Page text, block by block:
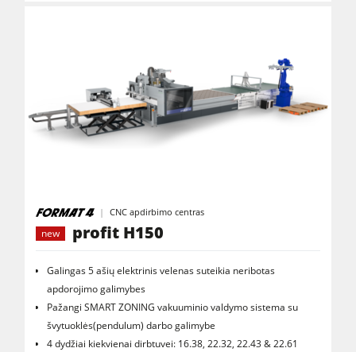
CNC apdirbimo centras
new
profit H150
Galingas 5 ašių elektrinis velenas suteikia neribotas
apdorojimo galimybes
Pažangi SMART ZONING vakuuminio valdymo sistema su
švytuoklės(pendulum) darbo galimybe
4 dydžiai kiekvienai dirbtuvei: 16.38, 22.32, 22.43 & 22.61